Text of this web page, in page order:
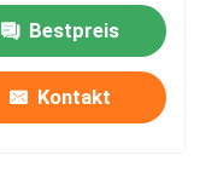
Bestpreis
Kontakt